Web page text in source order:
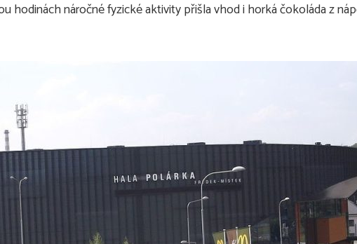
hodinách náročné fyzické aktivity přišla vhod i horká čokoláda z